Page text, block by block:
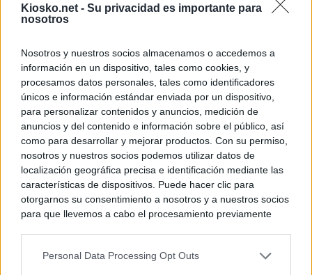
Kiosko.net - Su privacidad es importante para
nosotros
Nosotros y nuestros socios almacenamos o accedemos a
información en un dispositivo, tales como cookies, y
procesamos datos personales, tales como identificadores
únicos e información estándar enviada por un dispositivo,
para personalizar contenidos y anuncios, medición de
anuncios y del contenido e información sobre el público, así
como para desarrollar y mejorar productos. Con su permiso,
nosotros y nuestros socios podemos utilizar datos de
localización geográfica precisa e identificación mediante las
características de dispositivos. Puede hacer clic para
otorgarnos su consentimiento a nosotros y a nuestros socios
para que llevemos a cabo el procesamiento previamente
negar su consentimiento. Tenga en cuenta que algún
Personal Data Processing Opt Outs